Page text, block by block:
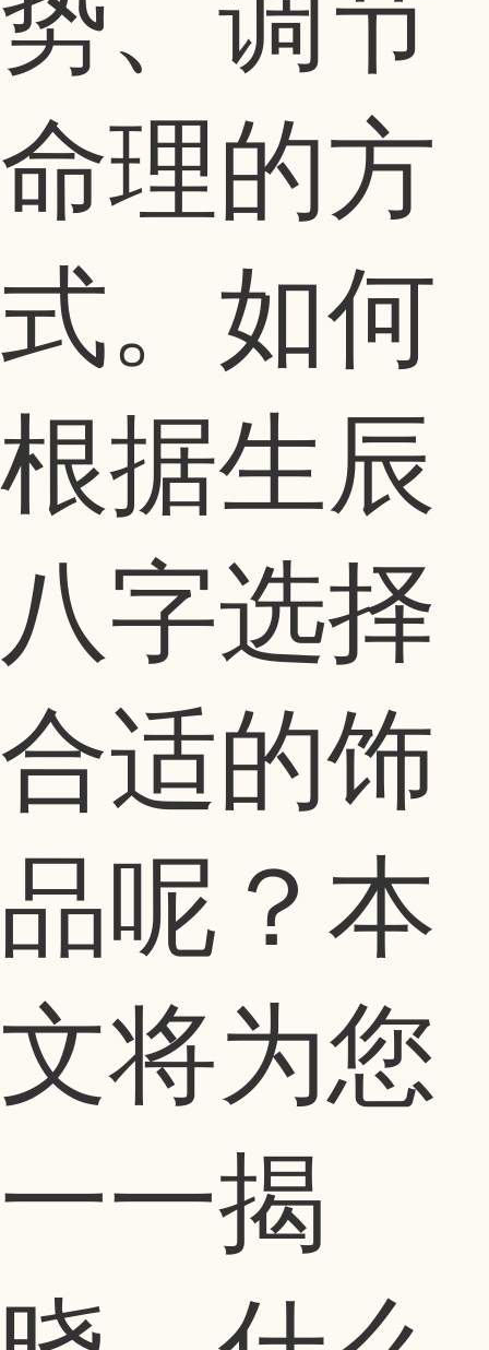
命理的方
式。如何
根据生辰
八字选择
合适的饰
品呢？本
文将为您
一一揭